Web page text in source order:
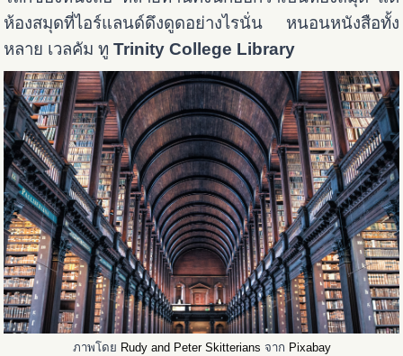
ห้องสมุดที่ไอร์แลนด์ดึงดูดอย่างไรนั่น หนอนหนังสือทั้ง
หลาย เวลคัม ทูTrinity College Library
ภาพโดย Rudy and Peter Skitterians จาก Pixabay